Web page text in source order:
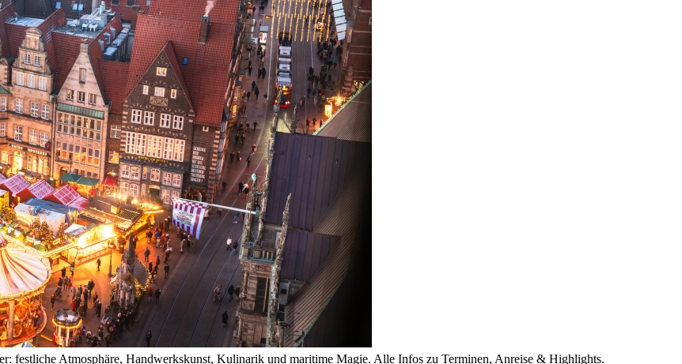
festliche Atmosphäre, Handwerkskunst, Kulinarik und maritime Magie. Alle Infos zu Terminen, Anreise & Highlights.